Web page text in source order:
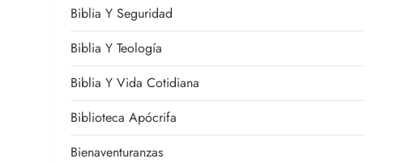
Biblia Y Seguridad
Biblia Y Teología
Biblia Y Vida Cotidiana
Biblioteca Apócrifa
Bienaventuranzas